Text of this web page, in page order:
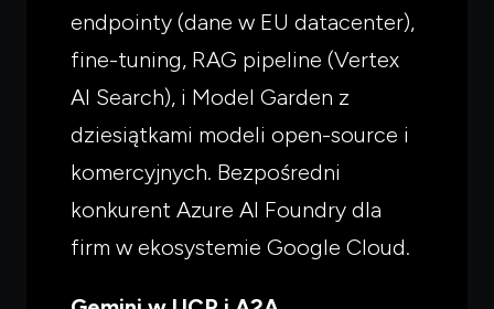
endpointy (dane w EU datacenter),
fine-tuning, RAG pipeline (Vertex
AI Search), i Model Garden z
dziesiątkami modeli open-source i
komercyjnych. Bezpośredni
konkurent Azure AI Foundry dla
firm w ekosystemie Google Cloud.